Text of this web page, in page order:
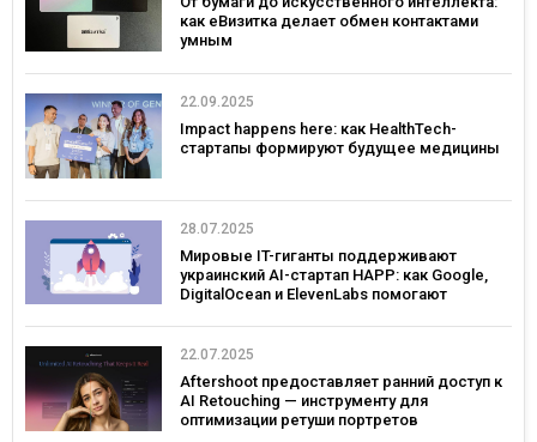
как еВизитка делает обмен контактами
умным
22.09.2025
Impact happens here: как HealthTech-
стартапы формируют будущее медицины
28.07.2025
Мировые IT-гиганты поддерживают
украинский AI-стартап HAPP: как Google,
DigitalOcean и ElevenLabs помогают
22.07.2025
Aftershoot предоставляет ранний доступ к
AI Retouching — инструменту для
оптимизации ретуши портретов